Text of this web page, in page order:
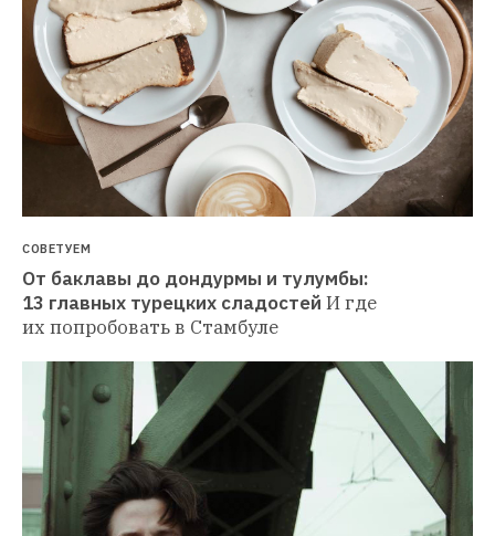
СОВЕТУЕМ
От баклавы до дондурмы и тулумбы:
13 главных турецких сладостей И где
их попробовать в Стамбуле